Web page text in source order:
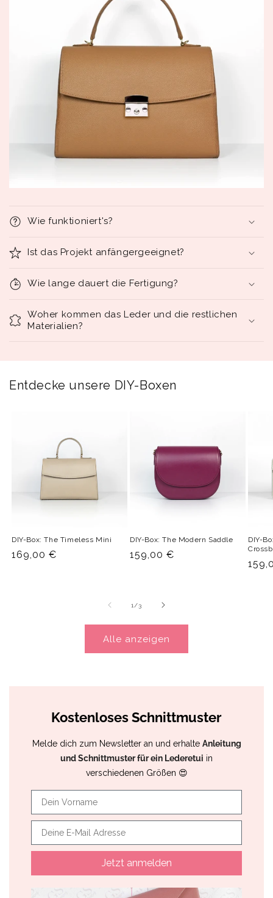
Wie funktioniert's?
Ist das Projekt anfängergeeignet?
Wie lange dauert die Fertigung?
Woher kommen das Leder und die restlichen
Materialien?
Entdecke unsere DIY-Boxen
DIY-Box: The Timeless Mini
Normaler
169,00 €
DIY-Box: The Modern Saddle
Normaler
159,00 €
DIY-
1 /von
3
Alle anzeigen
Kostenloses Schnittmuster
Melde dich zum Newsletter an und erhalte Anleitung
und Schnittmuster für ein Lederetui in
verschiedenen Größen 😍
Jetzt anmelden